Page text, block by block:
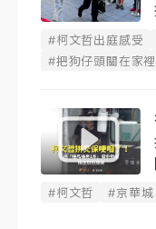
#柯文哲出庭感受
#把狗仔頭關在家
#柯文哲 #京華城